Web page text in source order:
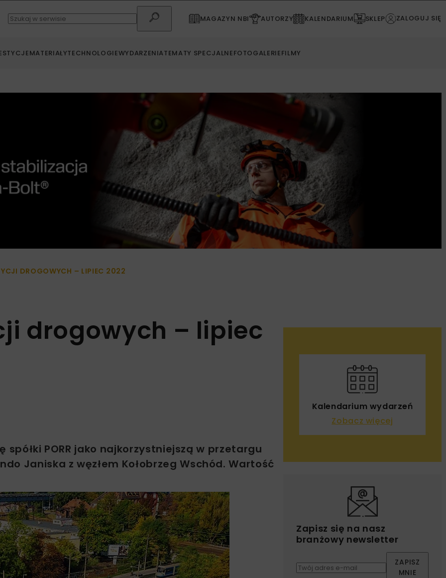
MAGAZYN NBI AUTORZY KALENDARIUM SKLEP ZALOGUJ SIĘ
MATERIAŁYTECHNOLOGIEWYDARZENIATEMATY SPECJALNEFOTOGALERIEFILMY
DROGOWYCH – LIPIEC 2022
drogowych – lipiec
spółki PORR jako najkorzystniejszą w przetargu
Janiska z węzłem Kołobrzeg Wschód. Wartość
Kalendarium wydarzeń
Zobacz więcej
Zapisz się na nasz
branżowy newsletter
ZAPISZ
MNIE